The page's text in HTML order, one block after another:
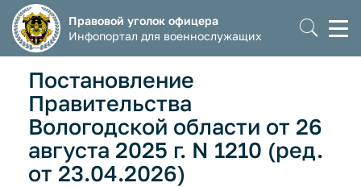
Правовой уголок офицера
Инфопортал для военнослужащих
Постановление
Правительства
Вологодской области от 26
августа 2025 г. N 1210 (ред.
от 23.04.2026)